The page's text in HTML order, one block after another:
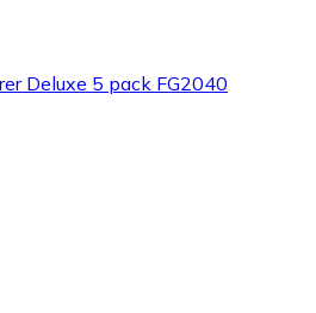
Deluxe 5 pack FG2040